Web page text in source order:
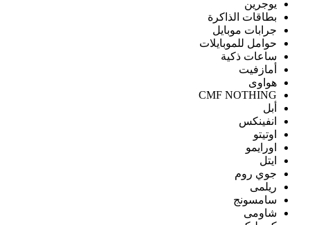
يوجرين
بطاقات الذاكرة
جرابات موبايل
حوامل للموبايلات
ساعات ذكية
أمازفيت
هواوى
CMF NOTHING
أبل
انفينكس
اوتيتو
اورايمو
ايتل
جوي روم
ريلمى
سامسونج
شاومى